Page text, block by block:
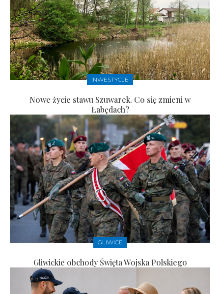
INWESTYCJE
Nowe życie stawu Szuwarek. Co się zmieni w
Łabędach?
GLIWICE
Gliwickie obchody Święta Wojska Polskiego